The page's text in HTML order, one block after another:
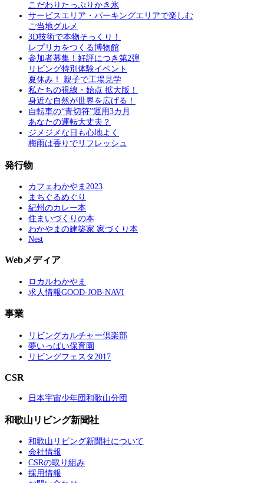
こだわりたっぷりかき氷
サービスエリア・パーキングエリアで楽しむ
ご当地グルメ
3D技術で本物そっくり！
レプリカをつくる博物館
参加者募集！好評につき第2弾
リビング特別体験イベント
夏休み！ 親子で工場見学
私たちの視線・始点 拡大版！
身近な自然が世界を広げる！
自転車の“青切符”運用3カ月
あなたの運転大丈夫？
ジメジメな日も心地よく
梅雨は香りでリフレッシュ
発行物
カフェわかやま2023
まちぐるめぐり
紀州のカレー本
住まいづくりの本
わかやまの建築家 家づくり本
Nest
Webメディア
ロカルわかやま
求人情報GOOD-JOB-NAVI
事業
リビングカルチャー倶楽部
夢いっぱい保育園
リビングフェスタ2017
CSR
日本宇宙少年団和歌山分団
和歌山リビング新聞社
和歌山リビング新聞社について
会社情報
CSRの取り組み
採用情報